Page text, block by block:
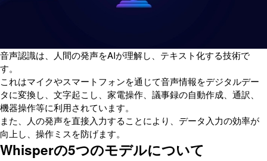
音声認識は、人間の発声をAIが理解し、テキスト化する技術で
す。
これはマイクやスマートフォンを通じて音声情報をデジタルデー
タに変換し、文字起こし、家電操作、議事録の自動作成、通訳、
機器操作等に利用されています。
また、人の発声を直接入力することにより、データ入力の効率が
向上し、操作ミスを防げます。
Whisperの5つのモデルについて